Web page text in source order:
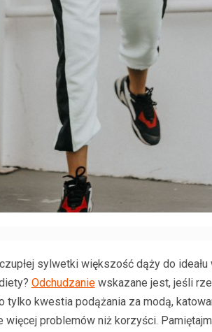
sylwetki większość dąży do
Odchudzaniewskazane jest, jeśli
tylko kwestia podążania za modą,
więcej problemów niż korzyści.